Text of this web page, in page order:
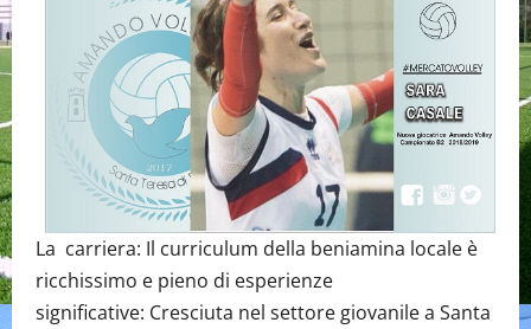
La carriera: Il curriculum della beniamina locale è
ricchissimo e pieno di esperienze
significative: Cresciuta nel settore giovanile a Santa